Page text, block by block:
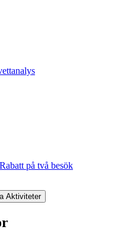
på två besök
Aktiviteter